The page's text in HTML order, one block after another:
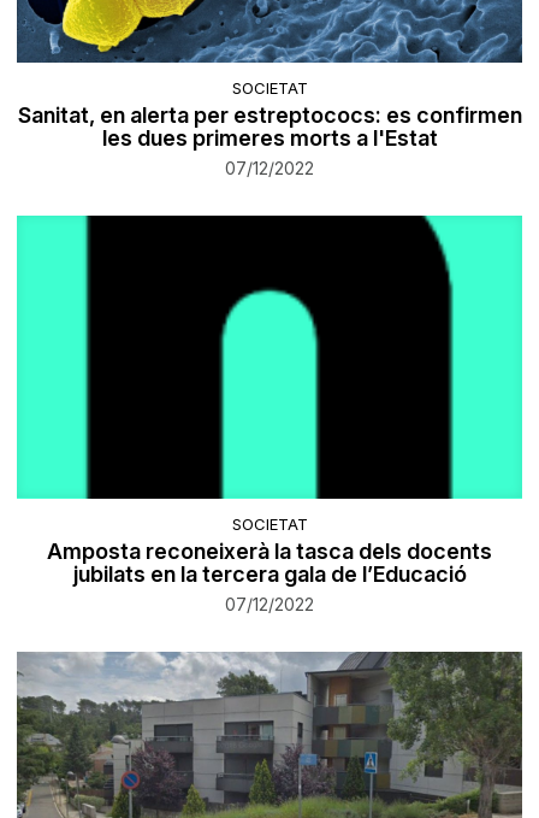
SOCIETAT
Sanitat, en alerta per estreptococs: es confirmen
les dues primeres morts a l'Estat
07/12/2022
SOCIETAT
Amposta reconeixerà la tasca dels docents
jubilats en la tercera gala de l’Educació
07/12/2022